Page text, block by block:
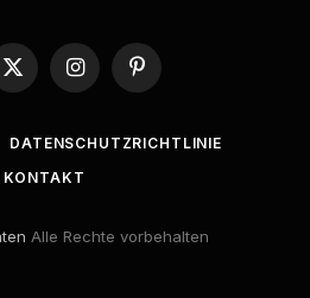
X
(Twitter)
InstagramPinterest
DATENSCHUTZRICHTLINIE
KONTAKT
Alle Rechte vorbehalten